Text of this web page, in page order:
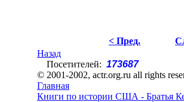
< Пред.
Назад
Посетителей: 173687
© 2001-2002, actr.org.ru all rights
Главная
Книги по истории США - Братья